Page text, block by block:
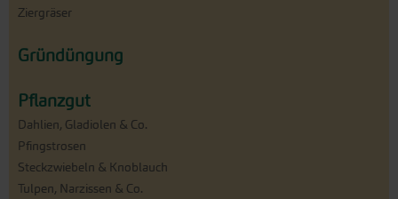
Ziergräser
Gründüngung
Pflanzgut
Dahlien, Gladiolen & Co.
Pfingstrosen
Steckzwiebeln & Knoblauch
Tulpen, Narzissen & Co.